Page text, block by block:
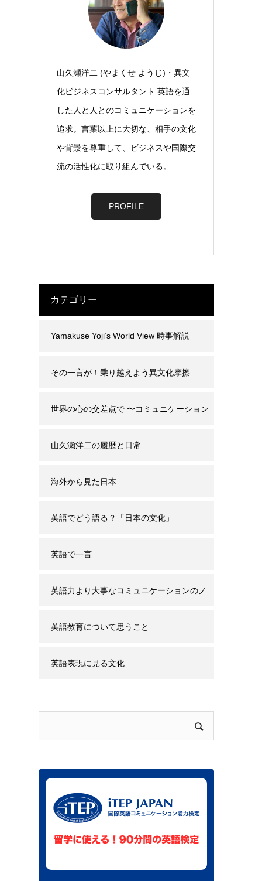
山久瀬洋二 (やまくせ ようじ)・異文
化ビジネスコンサルタント 英語を通
した人と人とのコミュニケーションを
追求。言葉以上に大切な、相手の文化
や背景を尊重して、ビジネスや国際交
流の活性化に取り組んでいる。
PROFILE
カテゴリー
Yamakuse Yoji’s World View 時事解説
その一言が！乗り越えよう異文化摩擦
世界の心の交差点で 〜コミュニケーション
と誤解の背景〜
山久瀬洋二の履歴と日常
海外から見た日本
英語でどう語る？「日本の文化」
英語で一言
英語力より大事なコミュニケーションのノ
ウハウ
英語教育について思うこと
英語表現に見る文化